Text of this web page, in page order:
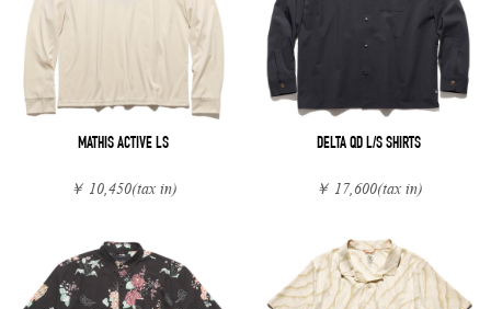
MATHIS ACTIVE LS
￥ 10,450(tax in)
DELTA QD L/S SHIRTS
￥ 17,600(tax in)